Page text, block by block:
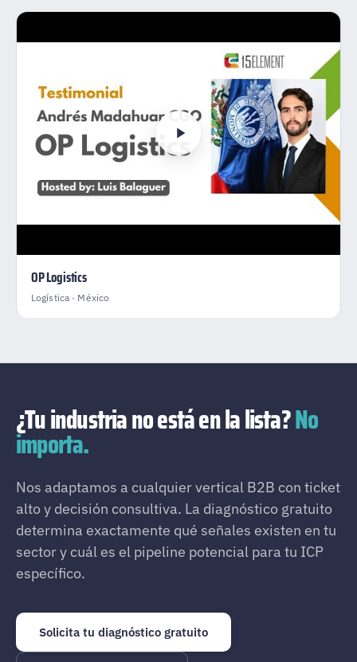
OP Logistics
Logística · México
¿Tu industria no está en la lista?No
importa.
Nos adaptamos a cualquier vertical B2B con ticket
alto y decisión consultiva. La diagnóstico gratuito
determina exactamente qué señales existen en tu
sector y cuál es el pipeline potencial para tu ICP
específico.
Solicita tu diagnóstico gratuito